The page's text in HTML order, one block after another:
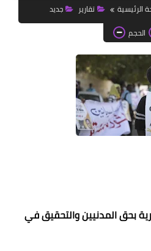
خواطر بالعامية
خواطر بالفصحى
خواطر قصصية
صور
علوم وبحوث
مواضيع عامة
الرئيسية تقارير
جديد
الحجم
بحق المدنيين والتحقيق في